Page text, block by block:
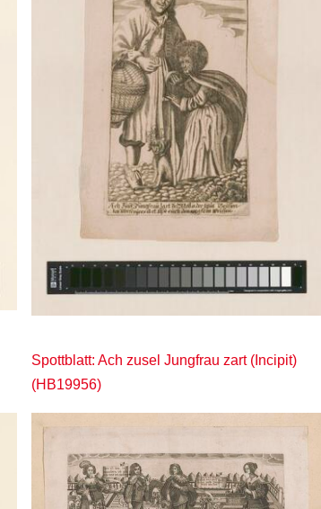
Spottblatt: Ach zusel Jungfrau zart (Incipit)
(HB19956)